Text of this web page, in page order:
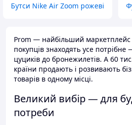
Бутси Nike Air Zoom рожеві
Prom — найбільший маркетплейс
покупців знаходять усе потрібне
цуциків до бронежилетів. А 60
країни продають і розвивають
товарів в одному місці.
Великий вибір — для
потреби